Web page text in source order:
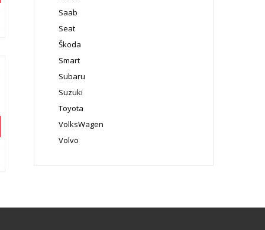
Saab
Seat
Škoda
Smart
Subaru
Suzuki
Toyota
VolksWagen
Volvo